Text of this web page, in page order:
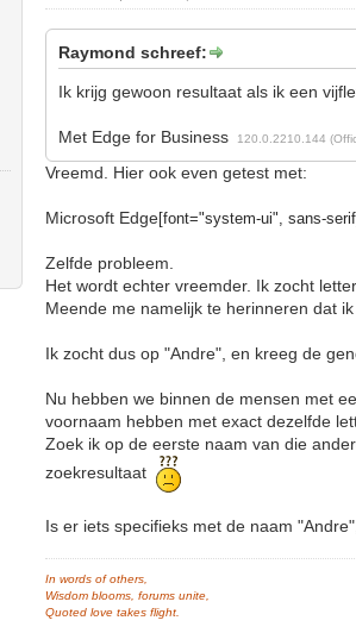
Raymond schreef:
Ik krijg gewoon resultaat als ik een
Met Edge for Business 120.0.2210.144
Vreemd. Hier ook even getest met:
Microsoft Edge[font="system-ui", sans-
Zelfde probleem.
Het wordt echter vreemder. Ik zocht
Meende me namelijk te herinneren dat
Ik zocht dus op "Andre", en kreeg de
Nu hebben we binnen de mensen met
voornaam hebben met exact dezelfde
Zoek ik op de eerste naam van die
zoekresultaat
Is er iets specifieks met de naam
In words of others,
Wisdom blooms, forums unite,
Quoted love takes flight.